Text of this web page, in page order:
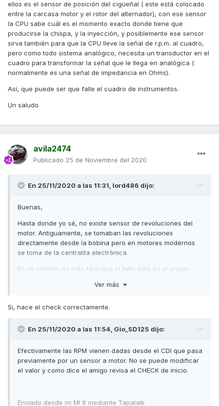
ellos es el sensor de posición del cigüeñal ( este está colocado
entre la carcasa motor y el rotor del alternador), con ese sensor
la CPU sabe cuál es el momento exacto donde tiene que
producirse la chispa, y la inyección, y posiblemente ese sensor
sirva también para que la CPU lleve la señal de r.p.m. al cuadro,
pero como todo sistema analógico, necesita un transductor en el
cuadro para transformar la señal que le llega en analógica (
normalmente es una señal de impedancia en Ohms).
Así, que puede ser que falle el cuadro de instrumentos.
Un saludo
avila2474
Publicado 25 de Noviembre del 2020
En 25/11/2020 a las 11:31, lord486 dijo:
Buenas,
Hasta donde yo sé, no existe sensor de revoluciones del
motor. Antiguamente, se tomaban las revoluciones
directamente desde la bobina pero en motores modernos
se toma de la centralita electrónica.
En mi opinión, es más fácil que el fallo esté en el propio
contacto hace el check correcto, o la aguja no llega al
Ver más
Si, hace el check correctamente.
En 25/11/2020 a las 11:54, Gio_SD125 dijo:
Efectivamente las RPM vienen dadas desde el CDI que pasa
previamente por un sensor a motor. No se puede modificar
el valor y como dice el amigo revisa el CHECK de inicio.
Enviado desde mi MI 9 mediante Tapatalk